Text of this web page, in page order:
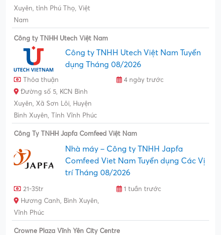
Xuyên, tỉnh Phú Thọ, Việt
Nam
Công ty TNHH Utech Việt Nam
Công ty TNHH Utech Việt Nam Tuyển
dụng Tháng 08/2026
Thỏa thuận
4 ngày trước
Đường số 5, KCN Bình
Xuyên, Xã Sơn Lôi, Huyện
Bình Xuyên, Tỉnh Vĩnh Phúc
Công Ty TNHH Japfa Comfeed Việt Nam
Nhà máy – Công ty TNHH Japfa
Comfeed Viet Nam Tuyển dụng Các Vị
trí Tháng 08/2026
21-35tr
1 tuần trước
Hương Canh, Bình Xuyên,
Vĩnh Phúc
Crowne Plaza Vĩnh Yên City Centre